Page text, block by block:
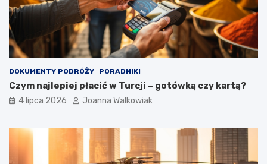
DOKUMENTY PODRÓŻY PORADNIKI
Czym najlepiej płacić w Turcji – gotówką czy kartą?
4 lipca 2026 Joanna Walkowiak